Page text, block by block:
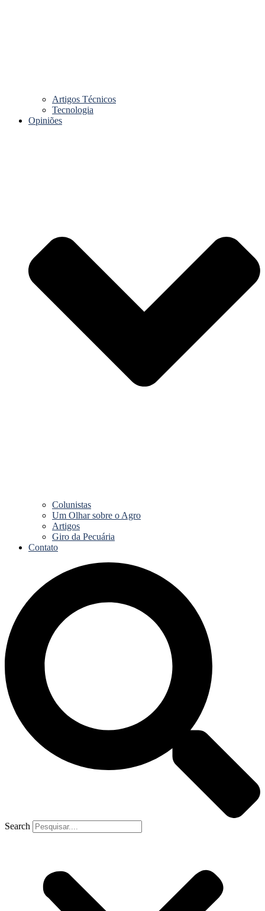
Artigos Técnicos
Tecnologia
Opiniões
Colunistas
Um Olhar sobre o Agro
Artigos
Giro da Pecuária
Contato
Search